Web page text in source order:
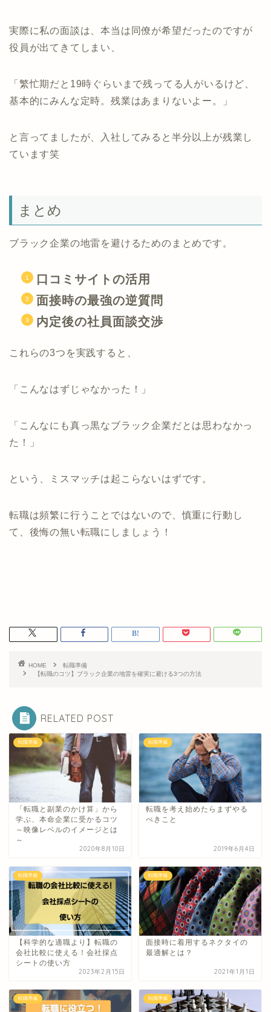
実際に私の面談は、本当は同僚が希望だったのですが
役員が出てきてしまい、
「繁忙期だと19時ぐらいまで残ってる人がいるけど、
基本的にみんな定時。残業はあまりないよー。」
と言ってましたが、入社してみると半分以上が残業し
ています笑
まとめ
ブラック企業の地雷を避けるためのまとめです。
口コミサイトの活用
面接時の最強の逆質問
内定後の社員面談交渉
これらの3つを実践すると、
「こんなはずじゃなかった！」
「こんなにも真っ黒なブラック企業だとは思わなかっ
た！」
という、ミスマッチは起こらないはずです。
転職は頻繁に行うことではないので、慎重に行動し
て、後悔の無い転職にしましょう！
HOME
転職準備
【転職のコツ】ブラック企業の地雷を確実に避ける3つの方法
RELATED POST
転職準備
「転職と副業のかけ算」から
学ぶ、本命企業に受かるコツ
～映像レベルのイメージとは
～
2020年8月10日
転職準備
転職を考え始めたらまずやる
べきこと
2019年6月4日
転職準備
【科学的な適職より】転職の
会社比較に使える！会社採点
シートの使い方
2023年2月15日
転職準備
面接時に着用するネクタイの
最適解とは？
2021年1月1日
転職準備 転職準備